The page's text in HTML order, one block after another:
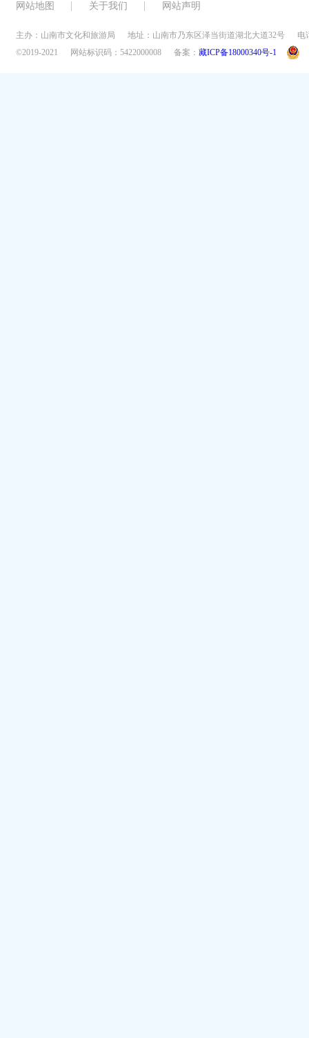
网站地图 关于我们 网站声明
主办：山南市文化和旅游局 地址：山南市乃东区泽当街道湖北大道32号
电
©2019-2021
网站标识码：5422000008 备案： 藏ICP备18000340号-1